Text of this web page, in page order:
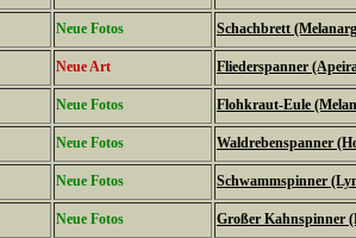
Neue Fotos Schachbrett
Neue Art Fliederspanner
Neue Fotos Flohkraut-Eule
Neue Fotos Waldrebenspanner
Neue Fotos Schwammspinner
Neue Fotos Großer Kahnspinner